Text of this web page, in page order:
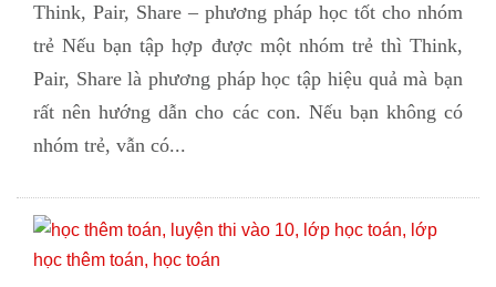
Think, Pair, Share – phương pháp học tốt cho nhóm
trẻ Nếu bạn tập hợp được một nhóm trẻ thì Think,
Pair, Share là phương pháp học tập hiệu quả mà bạn
rất nên hướng dẫn cho các con. Nếu bạn không có
nhóm trẻ, vẫn có...